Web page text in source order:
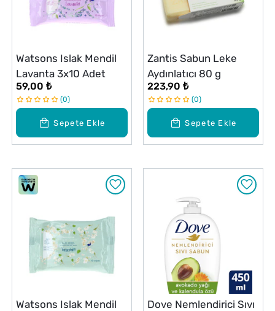
Sepete Ekle
Watsons Islak Mendil
Lavanta 3x10 Adet
59,00 ₺
0
Sepete Ekle
Zantis Sabun Leke
Aydınlatıcı 80 g
223,90 ₺
0
Watsons Islak Mendil
Dove Nemlendirici Sıvı